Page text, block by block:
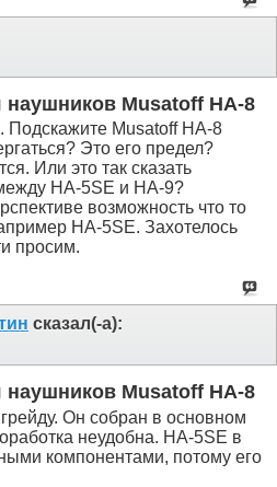
наушников Musatoff HA-8
Подскажите Musatoff HA-8
Это его предел?
Или это так сказать
HA-5SE и HA-9?
возможность что то
HA-5SE. Захотелось
просим.
сказал(-а):
наушников Musatoff HA-8
Он собран в основном
неудобна. HA-5SE в
компонентами, потому его